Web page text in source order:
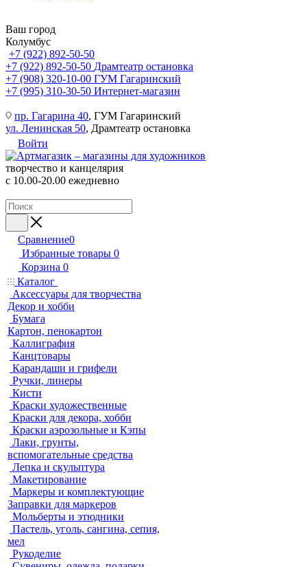
Ваш город
Колумбус
+7 (922) 892-50-50
+7 (922) 892-50-50 Драмтеатр остановка
+7 (908) 320-10-00 ГУМ Гагаринский
+7 (995) 310-30-50 Интернет-магазин
пр. Гагарина 40, ГУМ Гагаринский
ул. Ленинская 50, Драмтеатр остановка
Войти
творчество и канцелярия
с 10.00-20.00 ежедневно
Сравнение0
Избранные товары 0
Корзина 0
Каталог
Аксессуары для творчества
Декор и хобби
Бумага
Картон, пенокартон
Каллиграфия
Канцтовары
Карандаши и грифели
Ручки, линеры
Кисти
Краски художественные
Краски для декора, хобби
Краски аэрозольные и Кэпы
Лаки, грунты,
вспомогательные средства
Лепка и скульптура
Макетирование
Маркеры и комплектующие
Заправки для маркеров
Мольберты и этюдники
Пастель, уголь, сангина, сепия,
мел
Рукоделие